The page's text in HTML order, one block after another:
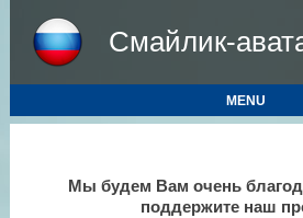
Смайлик-
MENU
Мы будем Вам очень
поддержите наш